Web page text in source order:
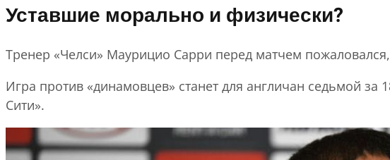
Уставшие морально и физически?
Тренер «Челси» Маурицио Сарри перед матчем
Игра против «динамовцев» станет для англичан седьмой
Сити».